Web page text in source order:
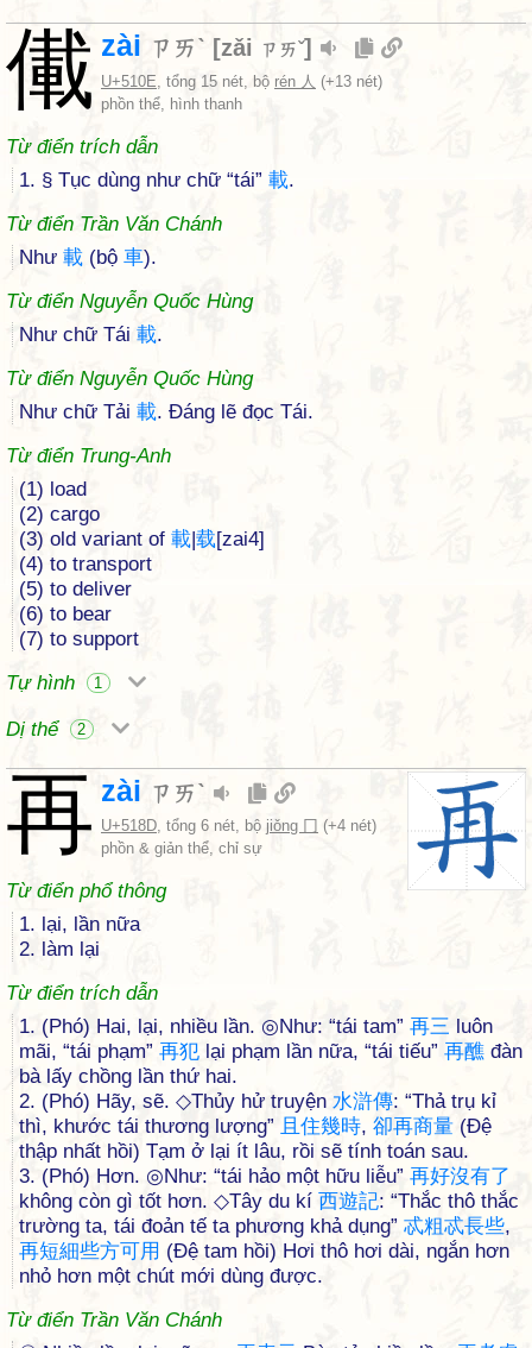
儎 zài ㄗㄞˋ [zǎi ㄗㄞˇ]
U+510E, tổng 15 nét, bộ rén 人 (+13 nét)
phồn thể, hình thanh
Từ điển trích dẫn
1. § Tục dùng như chữ “tái” 載.
Từ điển Trần Văn Chánh
Như 載 (bộ 車).
Từ điển Nguyễn Quốc Hùng
Như chữ Tái 載.
Từ điển Nguyễn Quốc Hùng
Như chữ Tải 載. Đáng lẽ đọc Tái.
Từ điển Trung-Anh
(1) load
(2) cargo
(3) old variant of 載|载[zai4]
(4) to transport
(5) to deliver
(6) to bear
(7) to support
Tự hình
1
Dị thể 2
再 zài ㄗㄞˋ
U+518D, tổng 6 nét, bộ jiǒng 冂 (+4 nét)
phồn & giản thể, chỉ sự
Từ điển phổ thông
1. lại, lần nữa
2. làm lại
Từ điển trích dẫn
1. (Phó) Hai, lại, nhiều lần. ◎Như: “tái tam” 再三 luôn
mãi, “tái phạm” 再犯 lại phạm lần nữa, “tái tiếu” 再醮 đàn
bà lấy chồng lần thứ hai.
2. (Phó) Hãy, sẽ. ◇Thủy hử truyện 水滸傳: “Thả trụ kỉ
thì, khước tái thương lượng” 且 住幾時, 卻再商量 (Đệ
thập nhất hồi) Tạm ở lại ít lâu, rồi sẽ tính toán sau.
3. (Phó) Hơn. ◎Như: “tái hảo một hữu liễu” 再好沒有了
không còn gì tốt hơn. ◇Tây du kí 西遊記: “Thắc thô thắc
trường ta, tái đoản tế ta phương khả dụng” 忒粗忒長些,
再短細些方可用 (Đệ tam hồi) Hơi thô hơi dài, ngắn hơn
nhỏ hơn một chút mới dùng được.
Từ điển Trần Văn Chánh